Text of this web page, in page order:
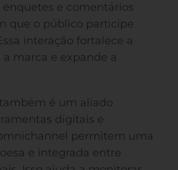
enquetes e comentários
que o público participe
interação fortalece a
marca e expande a
é um aliado
digitais e
permitem uma
e integrada entre